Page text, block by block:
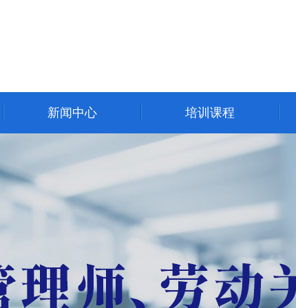
新闻中心 培训课程